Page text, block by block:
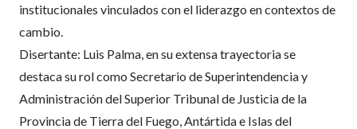
institucionales vinculados con el liderazgo en contextos de
cambio.
Disertante: Luis Palma, en su extensa trayectoria se
destaca su rol como Secretario de Superintendencia y
Administración del Superior Tribunal de Justicia de la
Provincia de Tierra del Fuego, Antártida e Islas del